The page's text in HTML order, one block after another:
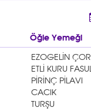
Öğle Yemeği